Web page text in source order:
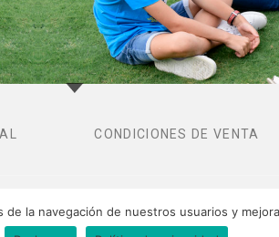
CONDICIONES DE VENTA
la navegación de nuestros usuarios y